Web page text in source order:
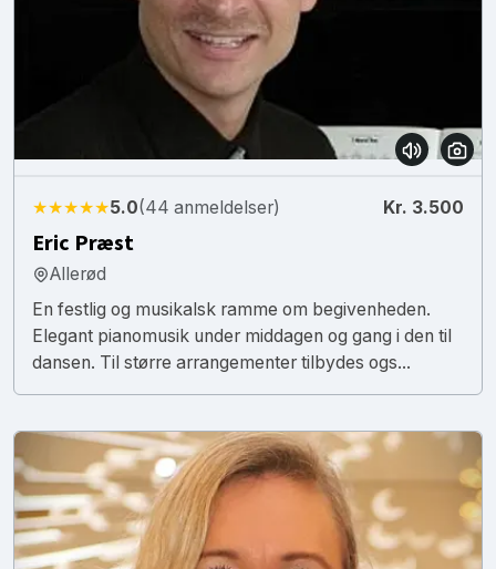
★★★★★5.0(44 anmeldelser) Kr. 3.500
Eric Præst
Allerød
En festlig og musikalsk ramme om begivenheden.
Elegant pianomusik under middagen og gang i den til
dansen. Til større arrangementer tilbydes ogs...